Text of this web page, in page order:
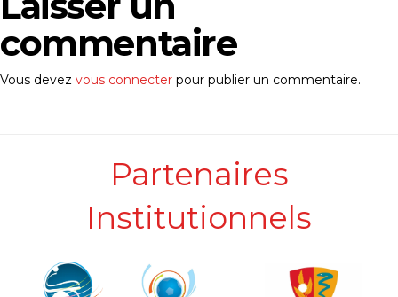
commentaire
Vous devez vous connecter pour publier un commentaire.
Partenaires
Institutionnels